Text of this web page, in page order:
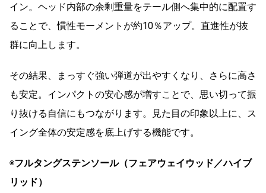
イン。ヘッド内部の余剰重量をテール側へ集中的に配置す
ることで、慣性モーメントが約10％アップ。直進性が抜
群に向上します。
その結果、まっすぐ強い弾道が出やすくなり、さらに高さ
も安定。インパクトの安心感が増すことで、思い切って振
り抜ける自信にもつながります。見た目の印象以上に、ス
イング全体の安定感を底上げする機能です。
◉フルタングステンソール（フェアウェイウッド／ハイブ
リッド）